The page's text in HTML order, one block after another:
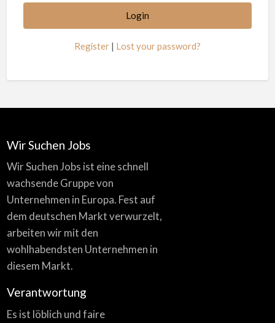
Register | Lost your password?
Wir Suchen Jobs
Wir Suchen Jobs ist eine schnell
wachsende Gruppe von
Unternehmen in Europa. Fest auf
dem deutschen Markt verwurzelt,
arbeiten wir mit den
wohlhabendsten Unternehmen in
diesem Markt.
Verantwortung
Es ist löblich und faire